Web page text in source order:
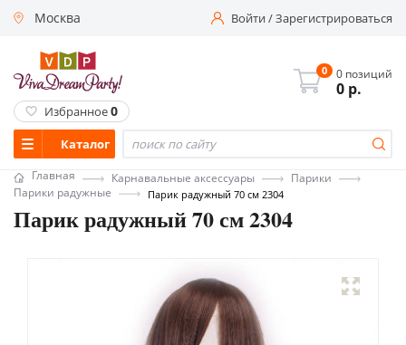
Москва Войти/Зарегистрироваться
Каталог
0 0 позиций
0 р.
Избранное0
Главная Карнавальные аксессуары
Парики
Парики радужные
Парик радужный 70 см 2304
Парик радужный 70 см 2304